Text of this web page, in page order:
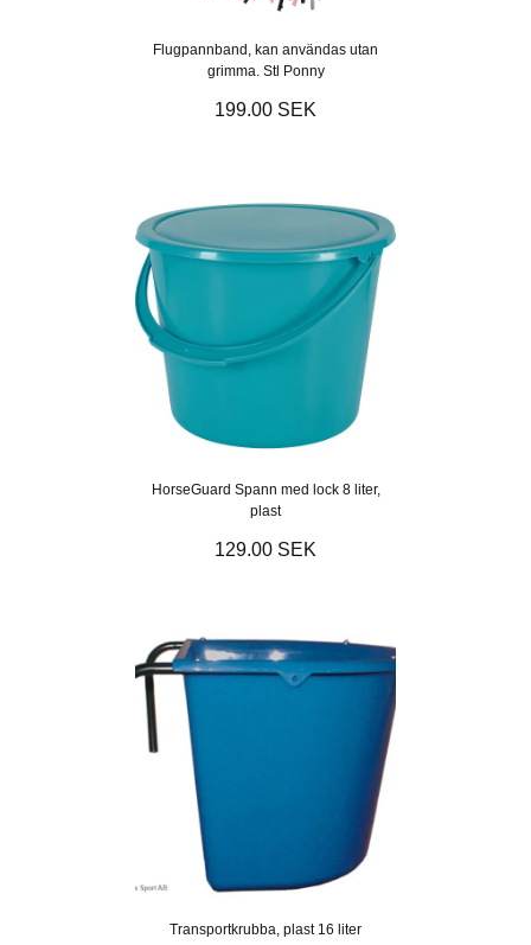
Flugpannband, kan användas utan
grimma. Stl Ponny
199.00 SEK
HorseGuard Spann med lock 8 liter,
plast
129.00 SEK
Transportkrubba, plast 16 liter